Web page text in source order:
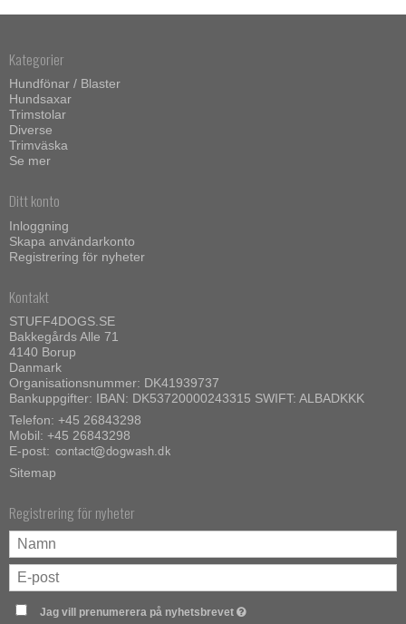
Kategorier
Hundfönar / Blaster
Hundsaxar
Trimstolar
Diverse
Trimväska
Se mer
Ditt konto
Inloggning
Skapa användarkonto
Registrering för nyheter
Kontakt
STUFF4DOGS.SE
Bakkegårds Alle 71
4140 Borup
Danmark
Organisationsnummer: DK41939737
Bankuppgifter: IBAN: DK53720000243315 SWIFT: ALBADKKK
Telefon: +45 26843298
Mobil: +45 26843298
E-post:
Sitemap
Registrering för nyheter
Jag vill prenumerera på nyhetsbrevet